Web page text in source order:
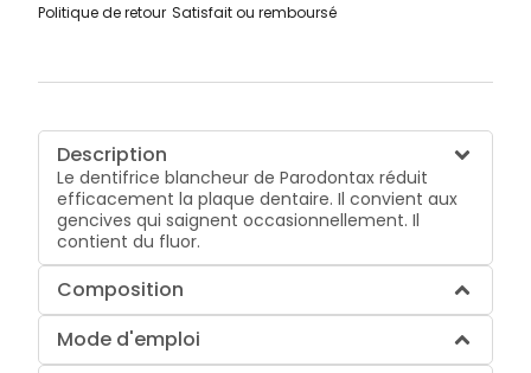
Politique de retour Satisfait ou remboursé
Description
Le dentifrice blancheur de Parodontax réduit
efficacement la plaque dentaire. Il convient aux
gencives qui saignent occasionnellement. Il
contient du fluor.
Composition
Mode d'emploi